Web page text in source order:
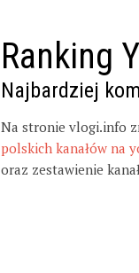
Ranking
Najbardziej
Na stronie vlogi.info
polskich kanałów na
oraz zestawienie